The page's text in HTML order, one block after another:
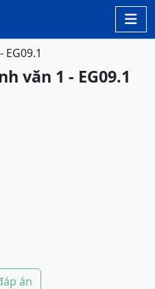

EG09.1
văn 1 - EG09.1
án